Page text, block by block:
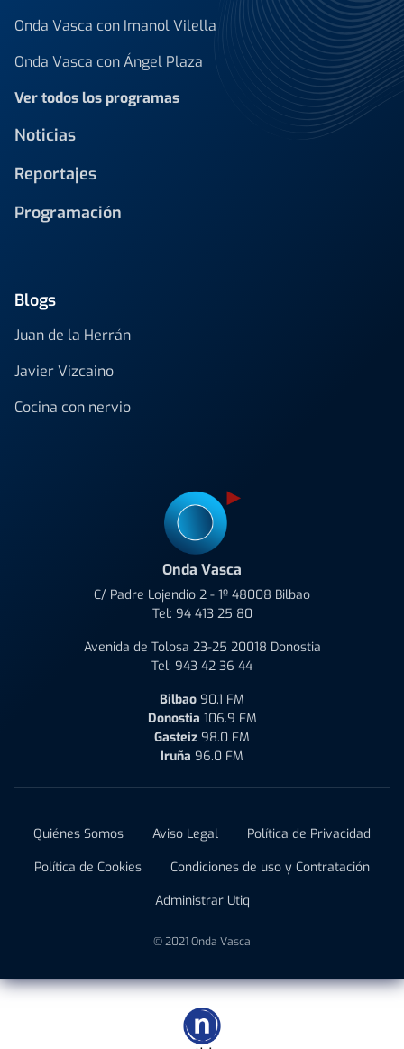
Onda Vasca con Imanol Vilella
Onda Vasca con Ángel Plaza
Ver todos los programas
Noticias
Reportajes
Programación
Blogs
Juan de la Herrán
Javier Vizcaino
Cocina con nervio
Onda Vasca
C/ Padre Lojendio 2 - 1º 48008 Bilbao
Tel: 94 413 25 80
Avenida de Tolosa 23-25 20018 Donostia
Tel: 943 42 36 44
Bilbao 90.1 FM
Donostia 106.9 FM
Gasteiz 98.0 FM
Iruña 96.0 FM
Quiénes Somos Aviso Legal
Política de Privacidad
Política de Cookies
Condiciones de uso y Contratación
Administrar Utiq
© 2021 Onda Vasca